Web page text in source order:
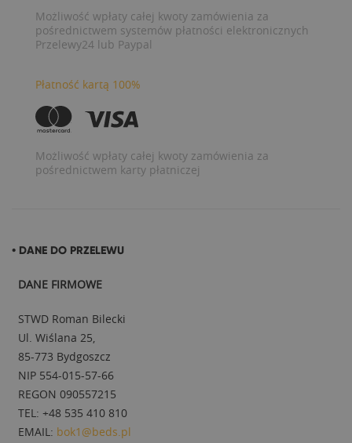
Możliwość wpłaty całej kwoty zamówienia za
pośrednictwem systemów płatności elektronicznych
Przelewy24 lub Paypal
Płatność kartą 100%
Możliwość wpłaty całej kwoty zamówienia za
pośrednictwem karty płatniczej
• DANE DO PRZELEWU
DANE FIRMOWE
STWD Roman Bilecki
Ul. Wiślana 25,
85-773 Bydgoszcz
NIP 554-015-57-66
REGON 090557215
TEL: +48 535 410 810
EMAIL: bok1@beds.pl